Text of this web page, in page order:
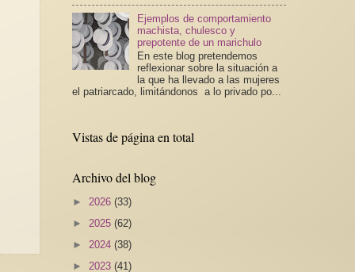
Ejemplos de comportamiento
machista, chulesco y
prepotente de un marichulo
En este blog pretendemos
reflexionar sobre la situación a
la que ha llevado a las mujeres
el patriarcado, limitándonos a lo privado po...
Vistas de página en total
Archivo del blog
► 2026 (33)
► 2025 (62)
► 2024 (38)
► 2023 (41)